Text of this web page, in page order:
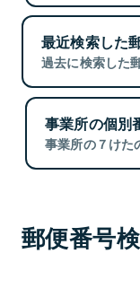
最近検索した
過去に検索した
事業所の個別
事業所の７けた
郵便番号